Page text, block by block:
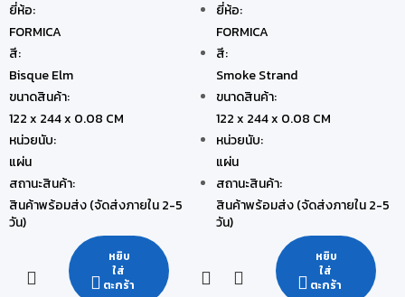
ยี่ห้อ:
FORMICA
สี:
Bisque Elm
ขนาดสินค้า:
122 x 244 x 0.08 CM
หน่วยนับ:
แผ่น
สถานะสินค้า:
สินค้าพร้อมส่ง (จัดส่งภายใน 2-5
วัน)
หยิบ
ใส่
ตะกร้า
ยี่ห้อ:
FORMICA
สี:
Smoke Strand
ขนาดสินค้า:
122 x 244 x 0.08 CM
หน่วยนับ:
แผ่น
สถานะสินค้า:
สินค้าพร้อมส่ง (จัดส่งภายใน 2-5
วัน)
หยิบ
ใส่
ตะกร้า